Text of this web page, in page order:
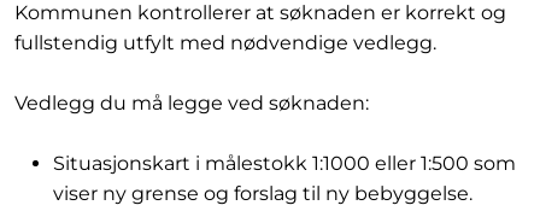
Kommunen kontrollerer at søknaden er korrekt og
fullstendig utfylt med nødvendige vedlegg.
Vedlegg du må legge ved søknaden:
Situasjonskart i målestokk 1:1000 eller 1:500 som
viser ny grense og forslag til ny bebyggelse.